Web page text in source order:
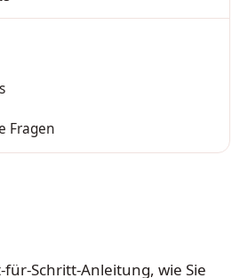
Fragen
Schritt-Anleitung, wie Sie